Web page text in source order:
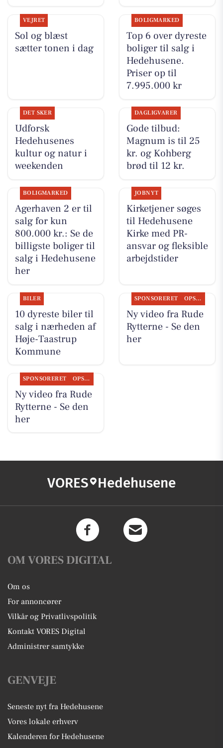
VEJRET
Sol og blæst
sætter tonen i dag
BOLIGMARKED
Top 6 over dyreste
boliger til salg i
Hedehusene.
Priser op til
7.995.000 kr
DET SKER
Udforsk
Hedehusenes
kultur og natur i
weekenden
DAGLIGVARER
Gode tilbud:
Magnum is til 25
kr. og Kohberg
brød til 12 kr.
BOLIGMARKED
Agerhaven 2 er til
salg for kun
800.000 kr.: Se de
billigste boliger til
salg i Hedehusene
her
JOBNYT
Kirketjener søges
til Hedehusene
Kirke med PR-
ansvar og fleksible
arbejdstider
BILER
10 dyreste biler til
salg i nærheden af
Høje-Taastrup
Kommune
SPONSORERET OPSLAGSTAVLEN
Ny video fra Rude
Rytterne - Se den
her
SPONSORERET OPSLAGSTAVLEN
Ny video fra Rude
Rytterne - Se den
her
VORES Hedehusene
OM VORES DIGITAL
Om os
For annoncører
Vilkår og Privatlivspolitik
Kontakt VORES Digital
Administrer samtykke
GENVEJE
Seneste nyt fra Hedehusene
Vores lokale erhverv
Kalenderen for Hedehusene